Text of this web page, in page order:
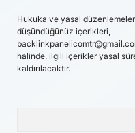
Hukuka ve yasal
düşündüğünüz içerikleri,
halinde, ilgili içerikler yasal
kaldırılacaktır.